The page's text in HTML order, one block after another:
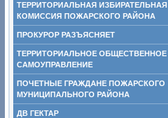
ТЕРРИТОРИАЛЬНАЯ ИЗБИРАТЕЛЬНАЯ
КОМИССИЯ ПОЖАРСКОГО РАЙОНА
ПРОКУРОР РАЗЪЯСНЯЕТ
ТЕРРИТОРИАЛЬНОЕ ОБЩЕСТВЕННОЕ
САМОУПРАВЛЕНИЕ
ПОЧЕТНЫЕ ГРАЖДАНЕ ПОЖАРСКОГО
МУНИЦИПАЛЬНОГО РАЙОНА
ДВ ГЕКТАР